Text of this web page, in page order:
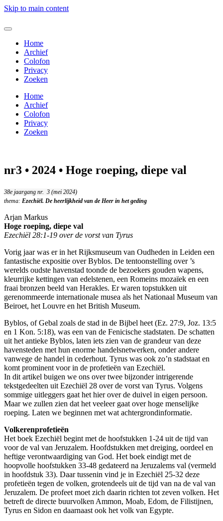
Skip to main content
Home
Archief
Colofon
Privacy
Zoeken
Home
Archief
Colofon
Privacy
Zoeken
nr3 • 2024 • Hoge roeping, diepe val
38e jaargang nr. 3 (mei 2024)
thema: Ezechiël. De heerlijkheid van de Heer in het geding
Arjan Markus
Hoge roeping, diepe val
Ezechiël 28:1-19 over de vorst van Tyrus
Vorig jaar was er in het Rijksmuseum van Oudheden in Leiden een
fantastische expositie over Byblos. De tentoonstelling over ’s
werelds oudste havenstad toonde de bezoekers gouden wapens,
kleurrijke kettingen van edelstenen, een Romeins mozaïek en een
fraai bronzen beeld van Herakles. Er waren topstukken uit
gerenommeerde internationale musea als het Nationaal Museum van
Beiroet, het Louvre en het British Museum.
Byblos, of Gebal zoals de stad in de Bijbel heet (Ez. 27:9, Joz. 13:5
en 1 Kon. 5:18), was een van de Fenicische stadstaten. De schatten
uit het antieke Byblos, laten iets zien van de grandeur van deze
havensteden met hun enorme handelsnetwerken, onder andere
vanwege de handel in cederhout. Tyrus was ook zo’n stadstaat en
komt prominent voor in de profetieën van Ezechiël.
In dit artikel buigen we ons over twee bijzonder intrigerende
tekstgedeelten uit Ezechiël 28 over de vorst van Tyrus. Volgens
sommige uitleggers gaat het hier over de duivel in eigen persoon.
Maar we zullen zien dat het veeleer gaat over hoge menselijke
roeping. Laten we beginnen met wat achtergrondinformatie.
Volkerenprofetieën
Het boek Ezechiël begint met de hoofstukken 1-24 uit de tijd van
voor de val van Jeruzalem. Hoofdstukken met dreiging, oordeel en
heftige verontwaardiging van God. Het boek eindigt met de
hoopvolle hoofstukken 33-48 gedateerd na Jeruzalems val (vermeld
in hoofdstuk 33). Daar tussenin vind je in Ezechiël 25-32 deze
profetieën tegen de volken, grotendeels uit de tijd van na de val van
Jeruzalem. De profeet moet zich daarin richten tot zeven volken. Het
betreft de directe buurvolken Ammon, Moab, Edom, de Filistijnen,
Tyrus en Sidon en daarnaast ook het volk van Egypte.